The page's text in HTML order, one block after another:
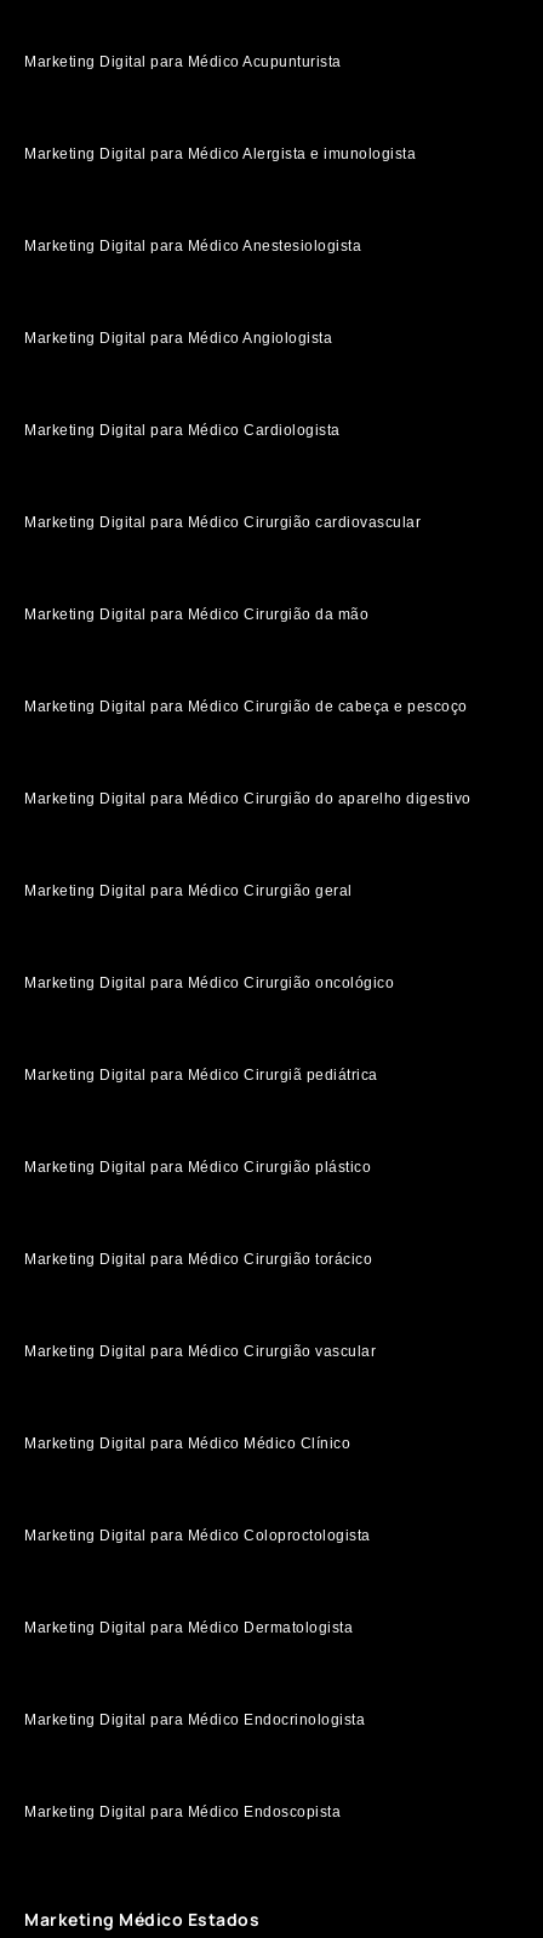
Marketing Digital para Médico Acupunturista
Marketing Digital para Médico Alergista e imunologista
Marketing Digital para Médico Anestesiologista
Marketing Digital para Médico Angiologista
Marketing Digital para Médico Cardiologista
Marketing Digital para Médico Cirurgião cardiovascular
Marketing Digital para Médico Cirurgião da mão
Marketing Digital para Médico Cirurgião de cabeça e pescoço
Marketing Digital para Médico Cirurgião do aparelho digestivo
Marketing Digital para Médico Cirurgião geral
Marketing Digital para Médico Cirurgião oncológico
Marketing Digital para Médico Cirurgiã pediátrica
Marketing Digital para Médico Cirurgião plástico
Marketing Digital para Médico Cirurgião torácico
Marketing Digital para Médico Cirurgião vascular
Marketing Digital para Médico Médico Clínico
Marketing Digital para Médico Coloproctologista
Marketing Digital para Médico Dermatologista
Marketing Digital para Médico Endocrinologista
Marketing Digital para Médico Endoscopista
Marketing Médico Estados